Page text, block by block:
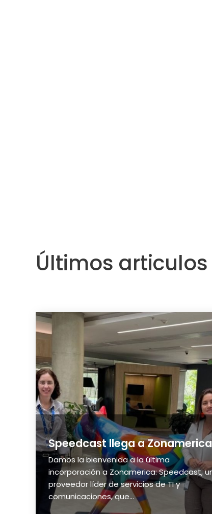
Últimos articulos
Speedcast llega a Zonamerica
Damos la bienvenida a la última
incorporación a Zonamerica: Speedcast,
proveedor líder de servicios de TI y
comunicaciones, que…